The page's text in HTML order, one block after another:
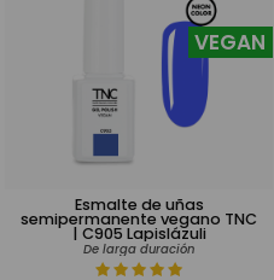
Esmalte de uñas
semipermanente vegano TNC
| C905 Lapislázuli
De larga duración
VEGAN